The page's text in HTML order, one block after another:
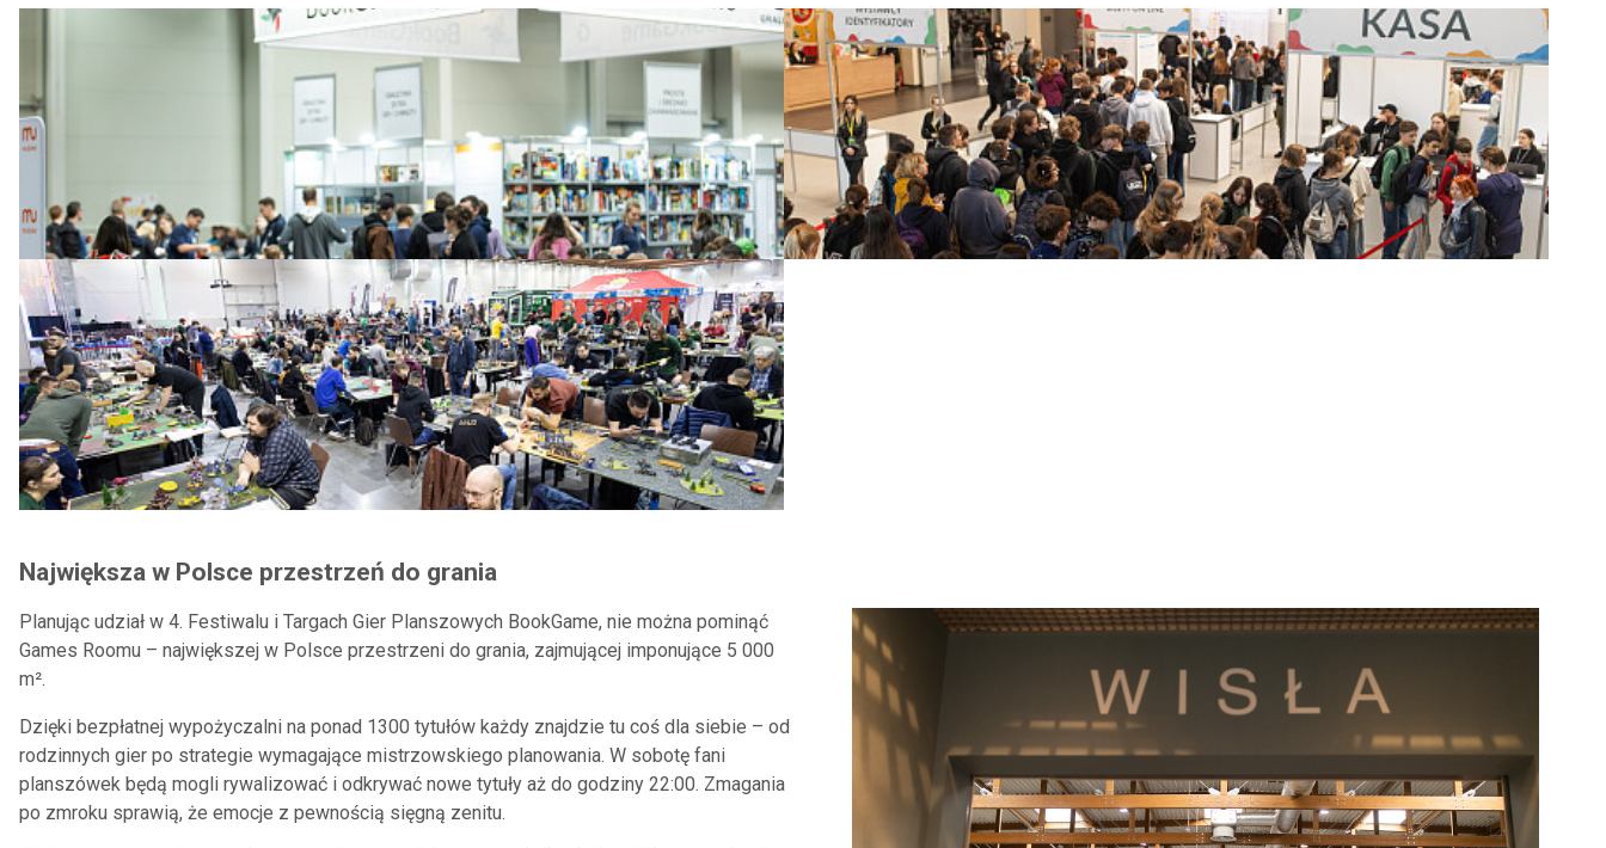
Największa w Polsce przestrzeń do grania
Planując udział w 4. Festiwalu i Targach Gier Planszowych BookGame, nie można pominąć
Games Roomu – największej w Polsce przestrzeni do grania, zajmującej imponujące 5 000
m².
Dzięki bezpłatnej wypożyczalni na ponad 1300 tytułów każdy znajdzie tu coś dla siebie – od
rodzinnych gier po strategie wymagające mistrzowskiego planowania. W sobotę fani
planszówek będą mogli rywalizować i odkrywać nowe tytuły aż do godziny 22:00. Zmagania
po zmroku sprawią, że emocje z pewnością sięgną zenitu.